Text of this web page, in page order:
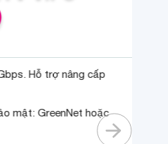
Hỗ trợ nâng cấp
mật: GreenNet hoặc